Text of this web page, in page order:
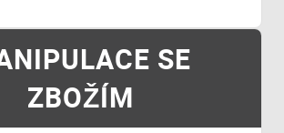
SE
ZBOŽÍM